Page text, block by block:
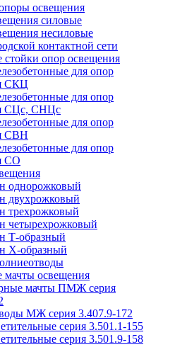
освещения
силовые
несиловые
контактной сети
стойки опор освещения
для опор
СКЦ
для опор
СЦс, СНЦс
для опор
СВН
для опор
СО
однорожковый
двухрожковый
трехрожковый
четырехрожковый
Т-образный
Х-образный
мачты освещения
мачты ПМЖ серия
МЖ серия 3.407.9-172
серия 3.501.1-155
серия 3.501.9-158